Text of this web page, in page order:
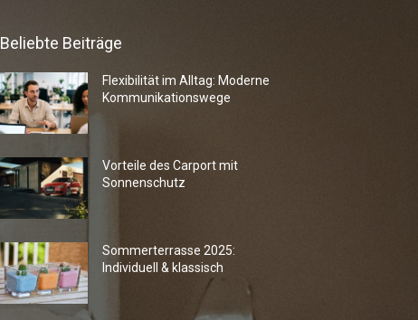
Beliebte Beiträge
Flexibilität im Alltag: Moderne
Kommunikationswege
Vorteile des Carport mit
Sonnenschutz
Sommerterrasse 2025:
Individuell & klassisch